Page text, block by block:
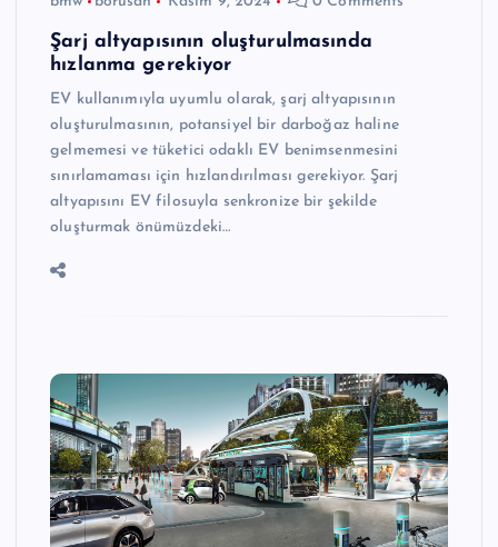
Şarj altyapısının oluşturulmasında
hızlanma gerekiyor
EV kullanımıyla uyumlu olarak, şarj altyapısının
oluşturulmasının, potansiyel bir darboğaz haline
gelmemesi ve tüketici odaklı EV benimsenmesini
sınırlamaması için hızlandırılması gerekiyor. Şarj
altyapısını EV filosuyla senkronize bir şekilde
oluşturmak önümüzdeki…